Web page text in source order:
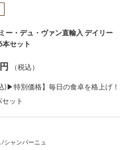
ー・デュ・ヴァン直輸入 デイリー
本セット
（税込）
)▶特別価格】毎日の食卓を格上げ！
ット
/シャンパーニュ